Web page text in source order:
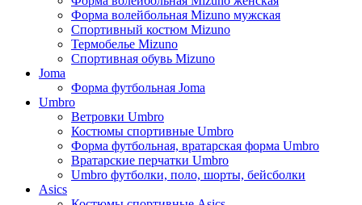
Форма волейбольная Mizuno мужская
Спортивный костюм Mizuno
Термобелье Mizuno
Спортивная обувь Mizuno
Joma
Форма футбольная Joma
Umbro
Ветровки Umbro
Костюмы спортивные Umbro
Форма футбольная, вратарская форма Umbro
Вратарские перчатки Umbro
Umbro футболки, поло, шорты, бейсболки
Asics